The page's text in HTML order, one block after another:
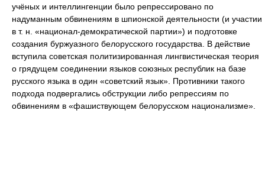
учёных и интеллингенции было репрессировано по
надуманным обвинениям в шпионской деятельности (и участии
в т. н. «национал-демократической партии») и подготовке
создания буржуазного белорусского государства. В действие
вступила советская политизированная лингвистическая теория
о грядущем соединении языков союзных республик на базе
русского языка в один «советский язык». Противники такого
подхода подвергались обструкции либо репрессиям по
обвинениям в «фашиствующем белорусском национализме».